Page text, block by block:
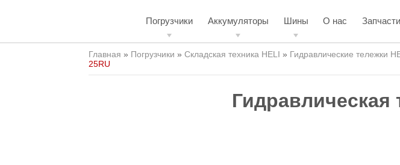
Погрузчики Аккумуляторы Шины О нас Запчасти
Главная » Погрузчики » Складская техника HELI » Гидравлические тележки
25RU
Гидравлическая